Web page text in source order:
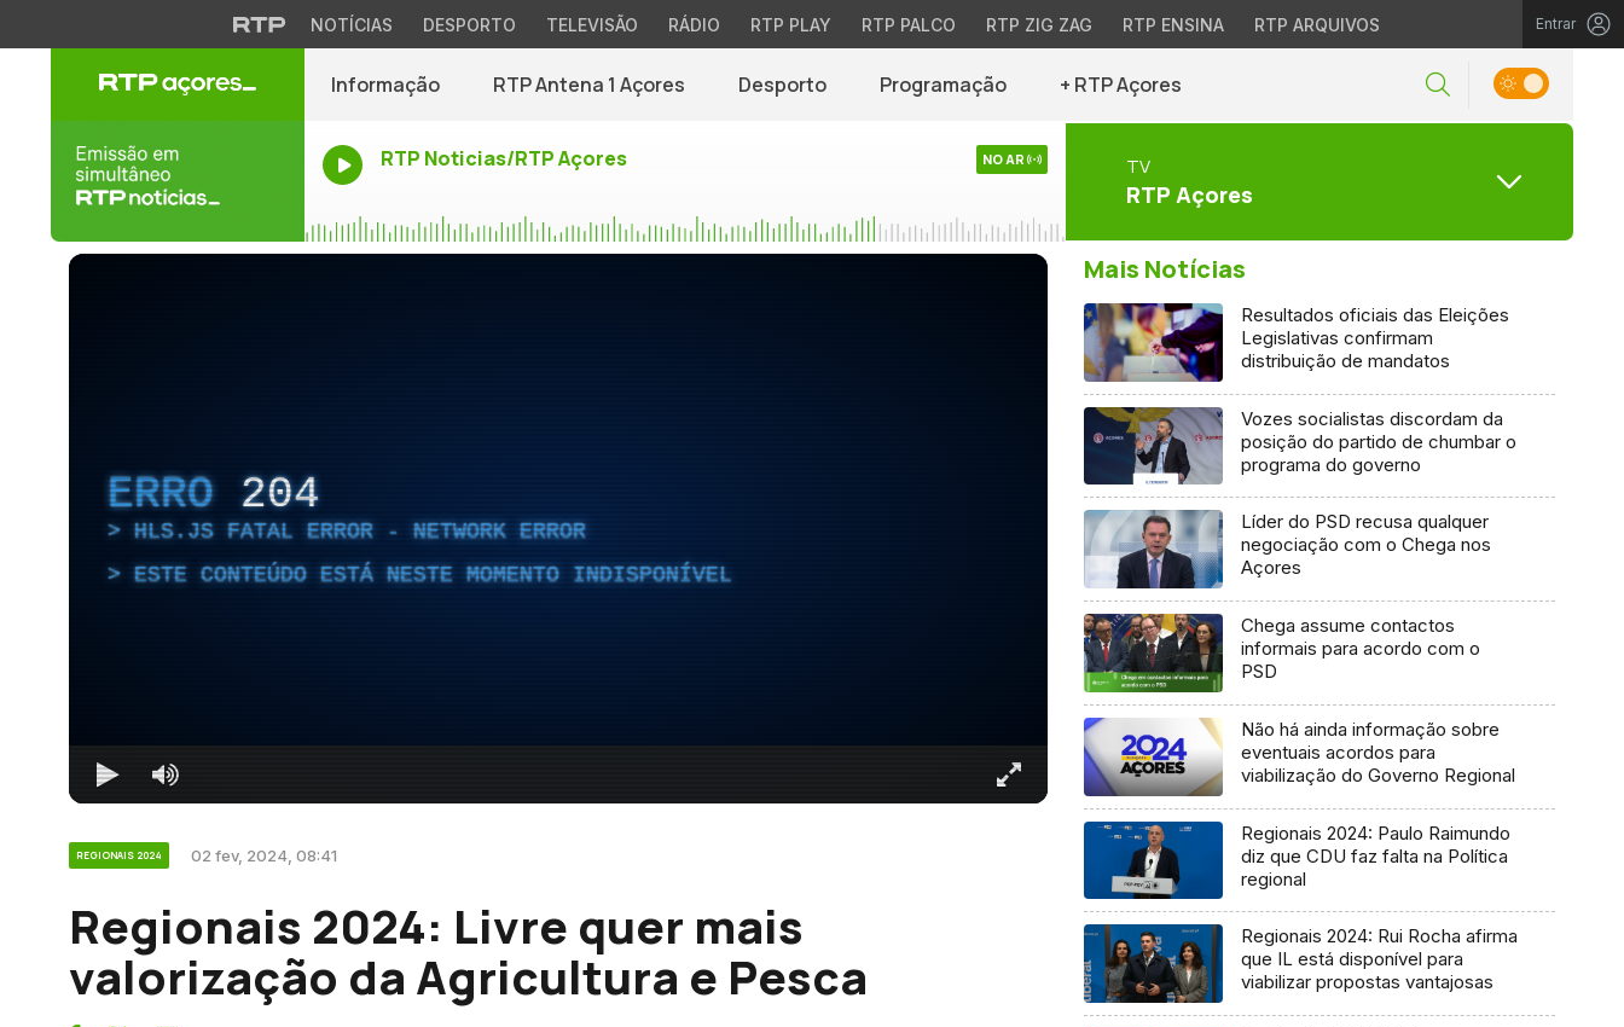
NOTÍCIAS DESPORTO TELEVISÃO RÁDIO RTP PLAY RTP PALCO RTP ZIG ZAG RTP ENSINA RTP ARQUIVOS Entrar
Informação RTP Antena 1 Açores Desporto Programação + RTP Açores
RTP Noticias/RTP Açores NO AR TV
RTP Açores
ERRO 204
HLS.JS FATAL ERROR - NETWORK ERROR
ESTE CONTEÚDO ESTÁ NESTE MOMENTO INDISPONÍVEL
REGIONAIS 2024 02 fev, 2024, 08:41
Regionais 2024: Livre quer mais
valorização da Agricultura e Pesca
Mais Notícias
Resultados oficiais das Eleições
Legislativas confirmam
distribuição de mandatos
Vozes socialistas discordam da
posição do partido de chumbar o
programa do governo
Líder do PSD recusa qualquer
negociação com o Chega nos
Açores
Chega assume contactos
informais para acordo com o
PSD
Não há ainda informação sobre
eventuais acordos para
viabilização do Governo Regional
Regionais 2024: Paulo Raimundo
diz que CDU faz falta na Política
regional
Regionais 2024: Rui Rocha afirma
que IL está disponível para
viabilizar propostas vantajosas